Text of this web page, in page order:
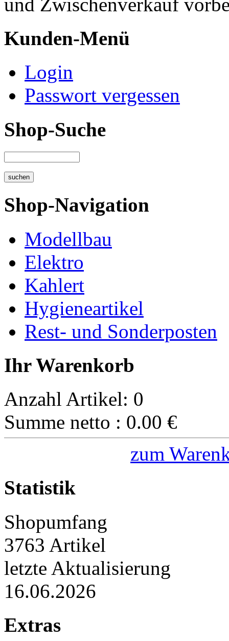
Kunden-Menü
Login
Passwort vergessen
Shop-Suche
Shop-Navigation
Modellbau
Elektro
Kahlert
Hygieneartikel
Rest- und Sonderposten
Ihr Warenkorb
Anzahl Artikel: 0
Summe netto : 0.00 €
zum
Statistik
Shopumfang
3763 Artikel
letzte Aktualisierung
16.06.2026
Extras